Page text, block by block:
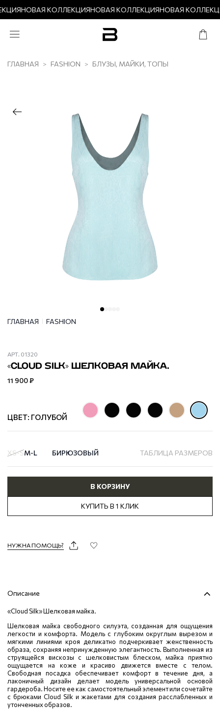
НОВАЯ КОЛЛЕКЦИЯНОВАЯ КОЛЛЕКЦИЯНОВАЯ
ГЛАВНАЯ FASHION БЛУЗЫ, МАЙКИ, ТОПЫ
ГЛАВНАЯ FASHION
АРТ. 01320
«CLOUD SILK» ШЕЛКОВАЯ МАЙКА.
11 900 ₽
ЦВЕТ: ГОЛУБОЙ
В КОРЗИНУ
КУПИТЬ В 1 КЛИК
XS-SM-L БИРЮЗОВЫЙ ТАБЛИЦА РАЗМЕРОВ
НУЖНА ПОМОЩЬ?
Описание
«Cloud Silk» Шелковая майка.
Шелковая майка свободного силуэта, созданная для ощущения
легкости и комфорта. Модель с глубоким округлым вырезом и
мягкими линиями кроя деликатно подчеркивает женственность
образа, сохраняя непринужденную элегантность. Выполненная из
струящейся вискозы с шелковистым блеском, майка приятно
ощущается на коже и красиво движется вместе с телом.
Свободная посадка обеспечивает комфорт в течение дня, а
лаконичный дизайн делает модель универсальной основой
гардероба. Носите ее как самостоятельный элемент или сочетайте
с брюками Cloud Silk и жакетами для создания расслабленных и
утонченных образов.